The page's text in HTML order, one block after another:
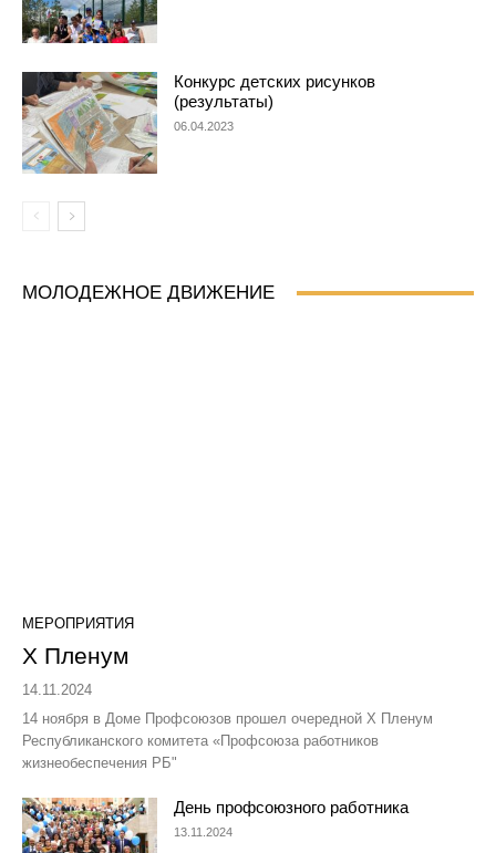
Конкурс детских рисунков
(результаты)
06.04.2023
МОЛОДЕЖНОЕ ДВИЖЕНИЕ
МЕРОПРИЯТИЯ
Х Пленум
14.11.2024
14 ноября в Доме Профсоюзов прошел очередной Х Пленум
Республиканского комитета «Профсоюза работников
жизнеобеспечения РБ"
День профсоюзного работника
13.11.2024